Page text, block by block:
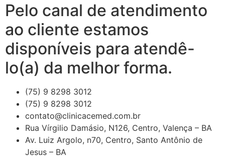
Pelo canal de atendimento
ao cliente estamos
disponíveis para atendê-
lo(a) da melhor forma.
(75) 9 8298 3012
(75) 9 8298 3012
contato@clinicacemed.com.br
Rua Vírgilio Damásio, N126, Centro, Valença – BA
Av. Luiz Argolo, n70, Centro, Santo Antônio de
Jesus – BA